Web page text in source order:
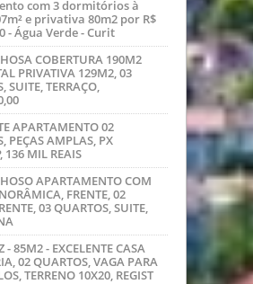
com 3 dormitórios à
e privativa 80m2 por R$
- Água Verde - Curit
COBERTURA 190M2
PRIVATIVA 129M2, 03
SUITE, TERRAÇO,
APARTAMENTO 02
PEÇAS AMPLAS, PX
136 MIL REAIS
APARTAMENTO COM
FRENTE, 02
03 QUARTOS, SUITE,
- 85M2 - EXCELENTE CASA
02 QUARTOS, VAGA PARA
TERRENO 10X20, REGIST